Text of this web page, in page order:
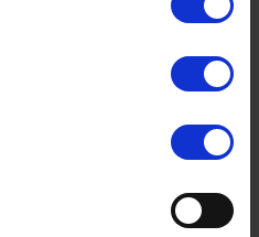
je VVV